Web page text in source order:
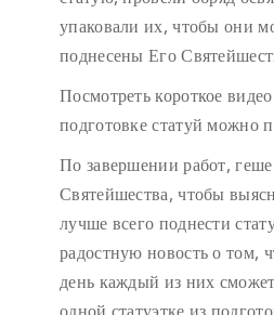
упаковали их, чтобы они
поднесены Его
Посмотреть короткое
подготовке статуй можно
По завершении работ,
Святейшества, чтобы
лучше всего поднести
радостную новость о том,
день каждый из них